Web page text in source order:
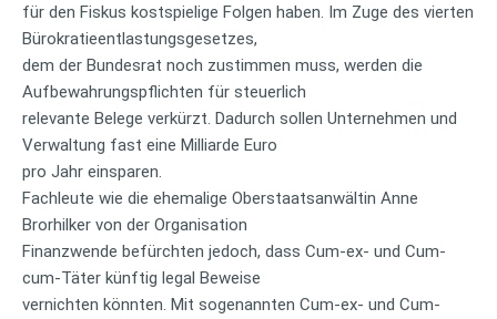
für den Fiskus kostspielige Folgen haben. Im Zuge des vierten
Bürokratieentlastungsgesetzes,
dem der Bundesrat noch zustimmen muss, werden die
Aufbewahrungspflichten für steuerlich
relevante Belege verkürzt. Dadurch sollen Unternehmen und
Verwaltung fast eine Milliarde Euro
pro Jahr einsparen.
Fachleute wie die ehemalige Oberstaatsanwältin Anne
Brorhilker von der Organisation
Finanzwende befürchten jedoch, dass Cum-ex- und Cum-
cum-Täter künftig legal Beweise
vernichten könnten. Mit sogenannten Cum-ex- und Cum-